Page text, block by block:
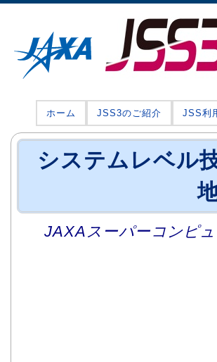
ホーム JSS3のご紹介 JSS利
システムレベル
JAXAスーパーコンピ